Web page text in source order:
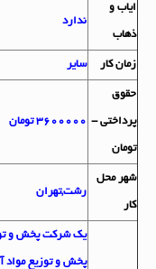
اياب و
ذهاب
ندارد
زمان کار سایر
حقوق
پرداختي -
تومان
3600000 تومان
شهر محل
رشت,تهران
يك شركت پخش و توزيع
پخش و توزيع مواد